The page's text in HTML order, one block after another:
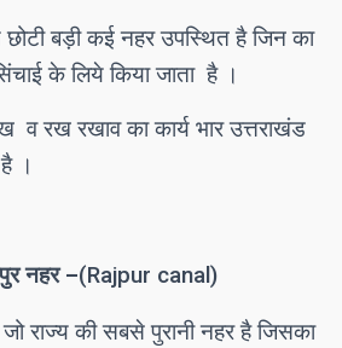
बड़ी कई नहर उपस्थित है जिन का
के लिये किया जाताहै ।
रख रखाव का कार्य भार उत्तराखंड
।
नहर –(Rajpur canal)
राज्य की सबसे पुरानी नहर है जिसका